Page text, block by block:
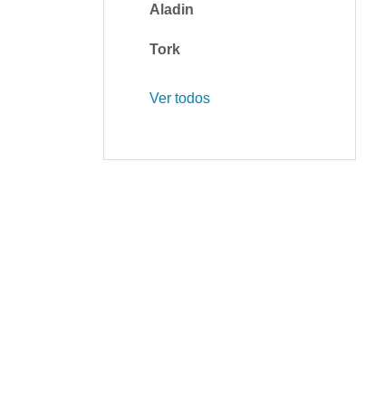
Aladin
Tork
Ver todos